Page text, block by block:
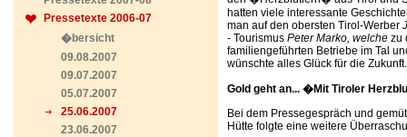
Pressetexte 2006-07
�bersicht
09.08.2007
09.07.2007
05.07.2007
25.06.2007
23.06.2007
hatten viele interessante
man auf den obersten Tirol-Werber
- Tourismus Peter Marko, welche zu
familiengeführten Betriebe im Tal
wünschte alles Glück für die Zukunft.
Gold geht an... �Mit Tiroler
Bei dem Pressegespräch und
Hütte folgte eine weitere